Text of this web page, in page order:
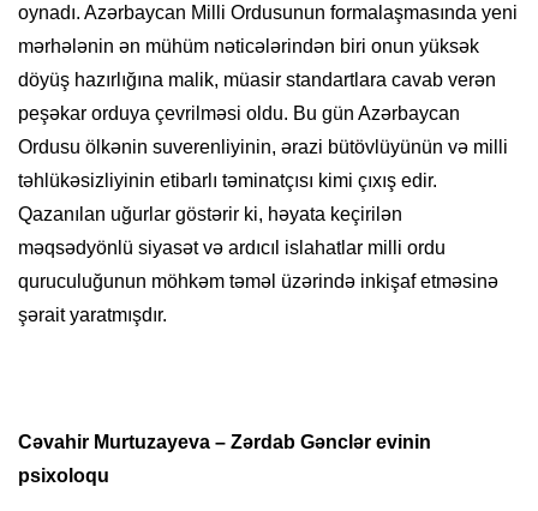
oynadı. Azərbaycan Milli Ordusunun formalaşmasında yeni
mərhələnin ən mühüm nəticələrindən biri onun yüksək
döyüş hazırlığına malik, müasir standartlara cavab verən
peşəkar orduya çevrilməsi oldu. Bu gün Azərbaycan
Ordusu ölkənin suverenliyinin, ərazi bütövlüyünün və milli
təhlükəsizliyinin etibarlı təminatçısı kimi çıxış edir.
Qazanılan uğurlar göstərir ki, həyata keçirilən
məqsədyönlü siyasət və ardıcıl islahatlar milli ordu
quruculuğunun möhkəm təməl üzərində inkişaf etməsinə
şərait yaratmışdır.
Cəvahir Murtuzayeva – Zərdab Gənclər evinin
psixoloqu